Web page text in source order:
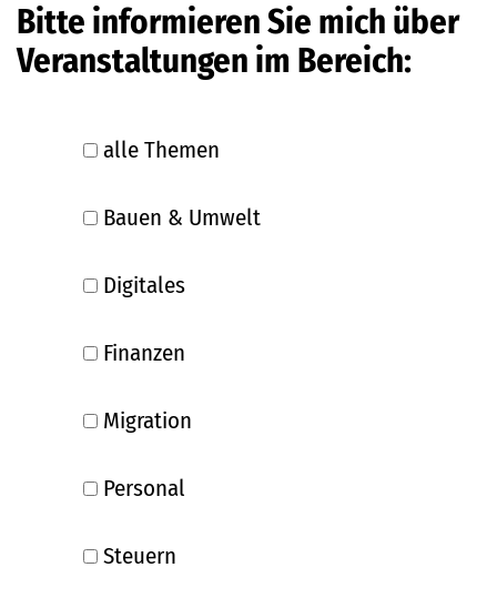
Bitte informieren Sie mich über
Veranstaltungen im Bereich:
alle Themen
Bauen & Umwelt
Digitales
Finanzen
Migration
Personal
Steuern